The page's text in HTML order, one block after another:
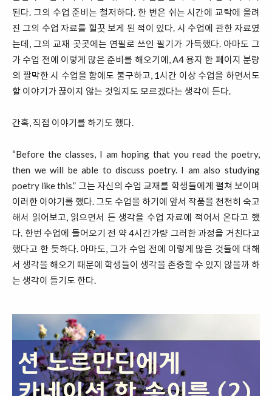
된다. 그의 수업 준비는 철저하다. 한 번은 쉬는 시간에 교탁에 올려
진 그의 수업 자료를 힐끗 보게 된 적이 있다. 시 수업에 관한 자료였
는데, 그의 교재 곳곳에는 연필로 쓰인 필기가 가득했다. 아마도 그
가 수업 전에 이렇게 많은 준비를 해오기에, A4 용지 한 페이지 분량
의 짤막한 시 수업을 함에도 불구하고, 1시간 이상 수업을 하면서도
할 이야기가 끊이지 않는 것일지도 모르겠다는 생각이 든다.
간혹, 직접 이야기를 하기도 했다.
“Before the classes, I am hoping that you read the poetry,
then we will be able to discuss poetry. I am also studying
poetry like this.” 그는 자신의 수업 교재를 학생들에게 펼쳐 보이며
이러한 이야기를 했다. 그도 수업을 하기에 앞서 작품을 천천히 숙고
해서 읽어보고, 읽으면서 든 생각을 수업 자료에 적어서 온다고 했
다. 한번 수업에 들어오기 전 약 4시간가량 그러한 과정을 거친다고
했다고 한 듯하다. 아마도, 그가 수업 전에 이렇게 많은 것들에 대해
서 생각을 해오기 때문에 학생들이 생각을 존중할 수 있지 않을까 하
는 생각이 들기도 한다.